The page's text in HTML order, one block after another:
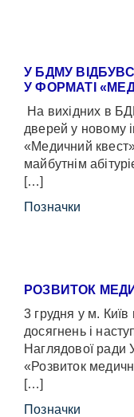
У БДМУ
У ФОРМАТІ
На вихідних в
дверей у новому
«Медичний
майбутнім
[…]
Позначки
РОЗВИТОК
3 грудня у м.
досягнень і
Наглядової ради
«Розвиток
[…]
Позначки